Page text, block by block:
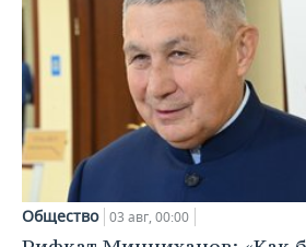
Общество 03 авг, 00:00